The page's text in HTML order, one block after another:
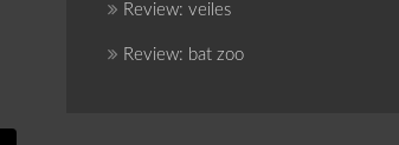
Review: veiles
Review: bat zoo